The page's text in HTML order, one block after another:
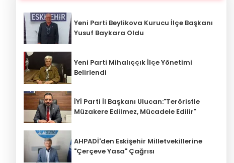
Yeni Parti Beylikova Kurucu İlçe Başkanı
Yusuf Baykara Oldu
Yeni Parti Mihalıççık İlçe Yönetimi
Belirlendi
İYİ Parti İl Başkanı Ulucan:"Teröristle
Müzakere Edilmez, Mücadele Edilir"
AHPADİ'den Eskişehir Milletvekillerine
"Çerçeve Yasa" Çağrısı